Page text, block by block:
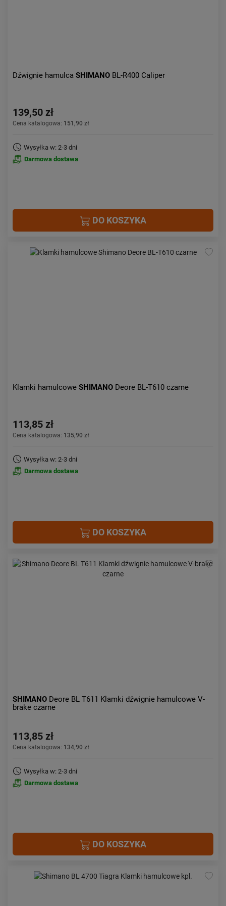
Dźwignie hamulca SHIMANO BL-R400 Caliper
139,50 zł
Cena katalogowa: 151,90 zł
Wysyłka w: 2-3 dni
Darmowa dostawa
DO KOSZYKA
Klamki hamulcowe SHIMANO Deore BL-T610 czarne
113,85 zł
Cena katalogowa: 135,90 zł
Wysyłka w: 2-3 dni
Darmowa dostawa
DO KOSZYKA
SHIMANO Deore BL T611 Klamki dźwignie hamulcowe V-
brake czarne
113,85 zł
Cena katalogowa: 134,90 zł
Wysyłka w: 2-3 dni
Darmowa dostawa
DO KOSZYKA